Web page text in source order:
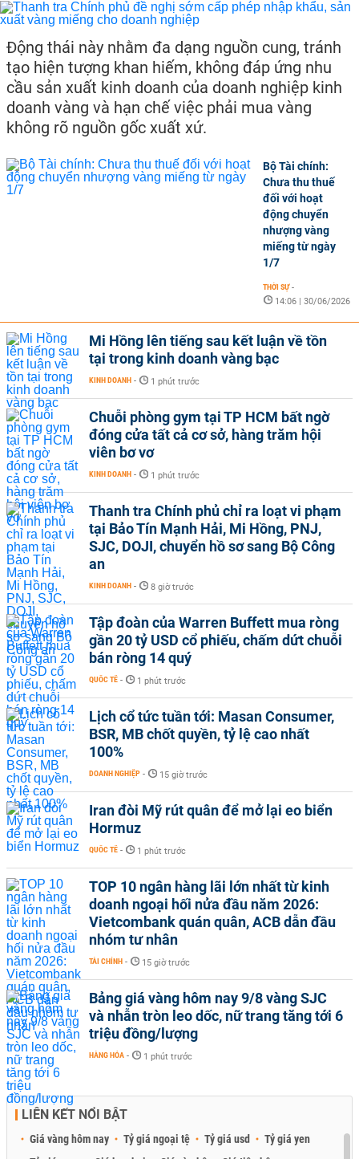
Động thái này nhằm đa dạng nguồn cung, tránh
tạo hiện tượng khan hiếm, không đáp ứng nhu
cầu sản xuất kinh doanh của doanh nghiệp kinh
doanh vàng và hạn chế việc phải mua vàng
không rõ nguồn gốc xuất xứ.
Bộ Tài chính:
Chưa thu thuế
đối với hoạt
động chuyển
nhượng vàng
miếng từ ngày
1/7
THỜI SỰ -
14:06 | 30/06/2026
Mi Hồng lên tiếng sau kết luận về tồn
tại trong kinh doanh vàng bạc
KINH DOANH - 1 phút trước
Chuỗi phòng gym tại TP HCM bất ngờ
đóng cửa tất cả cơ sở, hàng trăm hội
viên bơ vơ
KINH DOANH - 1 phút trước
Thanh tra Chính phủ chỉ ra loạt vi phạm
tại Bảo Tín Mạnh Hải, Mi Hồng, PNJ,
SJC, DOJI, chuyển hồ sơ sang Bộ Công
an
KINH DOANH - 8 giờ trước
Tập đoàn của Warren Buffett mua ròng
gần 20 tỷ USD cổ phiếu, chấm dứt chuỗi
bán ròng 14 quý
QUỐC TẾ - 1 phút trước
Lịch cổ tức tuần tới: Masan Consumer,
BSR, MB chốt quyền, tỷ lệ cao nhất
100%
DOANH NGHIỆP - 15 giờ trước
Iran đòi Mỹ rút quân để mở lại eo biển
Hormuz
QUỐC TẾ - 1 phút trước
TOP 10 ngân hàng lãi lớn nhất từ kinh
doanh ngoại hối nửa đầu năm 2026:
Vietcombank quán quân, ACB dẫn đầu
nhóm tư nhân
TÀI CHÍNH - 15 giờ trước
Bảng giá vàng hôm nay 9/8 vàng SJC
và nhẫn tròn leo dốc, nữ trang tăng tới 6
triệu đồng/lượng
HÀNG HÓA - 1 phút trước
LIÊN KẾT NỔI BẬT
Giá vàng hôm nay Tỷ giá ngoại tệ Tỷ giá usd
Tỷ giá yen